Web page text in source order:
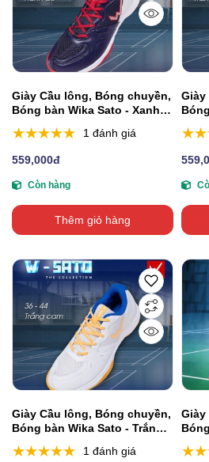
Giày Cầu lông, Bóng chuyền,
Bóng bàn Wika Sato - Xanh
1 đánh giá
559,000đ
Còn hàng
Thêm giỏ hàng
Giày
Giày Cầu lông, Bóng chuyền,
Bóng bàn Wika Sato - Trắng
1 đánh giá
Giày